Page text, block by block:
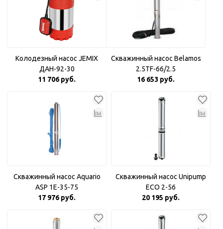
Колодезный насос JEMIX
ДАН-92-30
11 706 руб.
Скважинный насос Belamos
2.5TF-66/2.5
16 653 руб.
Скважинный насос Aquario
ASP 1E-35-75
17 976 руб.
Скважинный насос Unipump
ECO 2-56
20 195 руб.